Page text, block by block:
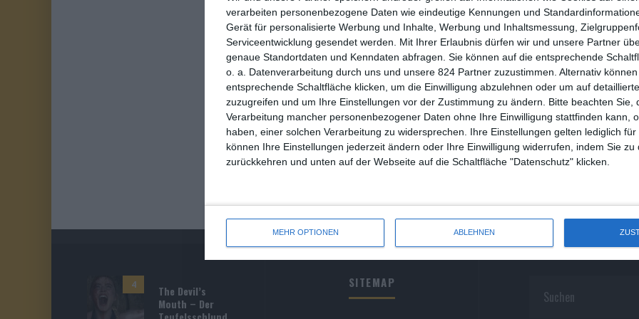
verarbeiten personenbezogene Daten wie eindeutige Kennungen und
Gerät für personalisierte Werbung und Inhalte, Werbung und Inhaltsmessung,
Serviceentwicklung gesendet werden.
Mit Ihrer Erlaubnis dürfen wir und unsere Partner
genaue Standortdaten und Kenndaten abfragen. Sie können auf die entsprechende
o. a. Datenverarbeitung durch uns und unsere 824 Partner zuzustimmen. Alternativ
entsprechende Schaltfläche klicken, um die Einwilligung abzulehnen oder um auf
zuzugreifen und um Ihre Einstellungen vor der Zustimmung zu ändern.
Bitte beachten Sie,
Verarbeitung mancher personenbezogener Daten ohne Ihre Einwilligung stattfinden kann,
haben, einer solchen Verarbeitung zu widersprechen. Ihre Einstellungen gelten lediglich
können Ihre Einstellungen jederzeit ändern oder Ihre Einwilligung widerrufen, indem Sie zu
zurückkehren und unten auf der Webseite auf die Schaltfläche "Datenschutz" klicken.
MEHR OPTIONEN ABLEHNEN
4
The Devil’s
Mouth – Der
SITEMAP